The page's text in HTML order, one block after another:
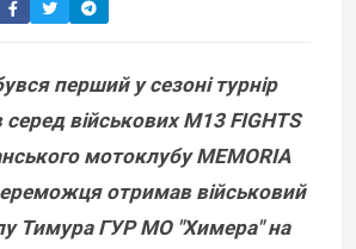
перший у сезоні турнір
серед військових M13 FIGHTS
мотоклубу MEMORIA
отримав військовий
Тимура ГУР МО "Химера" на